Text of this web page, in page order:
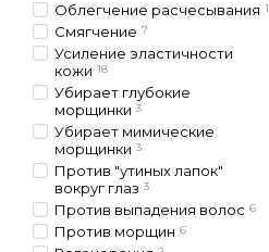
Облегчение расчесывания 1
Смягчение 7
Усиление эластичности
кожи 18
Убирает глубокие
морщинки 3
Убирает мимические
морщинки 3
Против "утиных лапок"
вокруг глаз 3
Против выпадения волос 6
Против морщин 6